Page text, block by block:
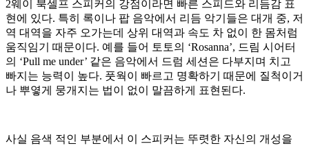
2웨이 북셀프 스피커의 강점이라면 빠른 스피드와 리듬감 표
현에 있다. 특히 록이나 팝 음악에서 리듬 악기들은 대개 중, 저
역 대역을 자주 오가는데 상위 대역과 속도 차 없이 한 몸처럼
움직임기 때문이다. 예를 들어 토토의 ‘Rosanna’, 드림 시어터
의 ‘Pull me under’ 같은 음악에서 드럼 세션은 다부지며 치고
빠지는 능력이 높다. 풋웍이 빠르고 명확하기 때문에 질척이거
나 뿌옇게 뭉개지는 법이 없이 말끔하게 표현된다.
사실 음색 적인 부분에서 이 스피커는 뚜렷한 자신의 개성을